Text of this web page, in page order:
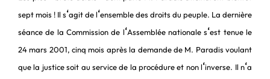
sept mois ! Il s‘agit de l‘ensemble des droits du peuple. La dernière
séance de la Commission de l‘Assemblée nationale s‘est tenue le
24 mars 2001, cinq mois après la demande de M. Paradis voulant
que la justice soit au service de la procédure et non l‘inverse. Il n‘a